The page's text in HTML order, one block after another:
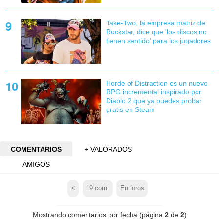
Take-Two, la empresa matriz de
Rockstar, dice que 'los discos no
tienen sentido' para los jugadores
Horde of Distraction es un nuevo
RPG incremental inspirado por
Diablo 2 que ya puedes probar
gratis en Steam
COMENTARIOS
+ VALORADOS
AMIGOS
< 19 com. En foros
Mostrando comentarios por fecha (página 2de 2)